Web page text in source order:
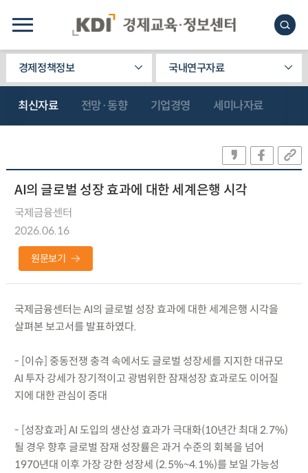
경제정책정보 국내연구자료
최신자료 전망·동향 기업경영 세미나자료
AI의 글로벌 성장 효과에 대한 세계은행 시각
국제금융센터
2026.06.16
원문보기
국제금융센터는 AI의 글로벌 성장 효과에 대한 세계은행 시각을
살펴본 보고서를 발표하였다.
- [이슈] 중동전쟁 충격 속에서도 글로벌 성장세를 지지한 대규모
AI 투자 강세가 장기적이고 광범위한 잠재성장 효과로도 이어질
지에 대한 관심이 증대
- [성장효과] AI 도입의 생산성 효과가 극대화(10년간 최대 2.7%)
될 경우 향후 글로벌 잠재 성장률은 과거 수준의 회복을 넘어
1970년대 이후 가장 강한 성장세 (2.5%~4.1%)를 보일 가능성